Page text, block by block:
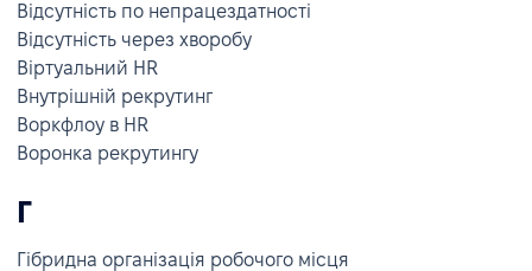
Відсутність по непрацездатності
Відсутність через хворобу
Віртуальний HR
Внутрішній рекрутинг
Воркфлоу в HR
Воронка рекрутингу
Г
Гібридна організація робочого місця